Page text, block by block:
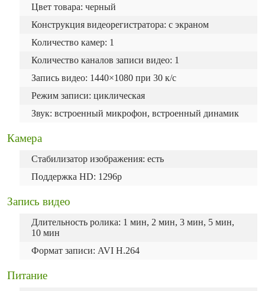
Цвет товара: черный
Конструкция видеорегистратора: с экраном
Количество камер: 1
Количество каналов записи видео: 1
Запись видео: 1440×1080 при 30 к/с
Режим записи: циклическая
Звук: встроенный микрофон, встроенный динамик
Камера
Стабилизатор изображения: есть
Поддержка HD: 1296p
Запись видео
Длительность ролика: 1 мин, 2 мин, 3 мин, 5 мин,
10 мин
Формат записи: AVI H.264
Питание